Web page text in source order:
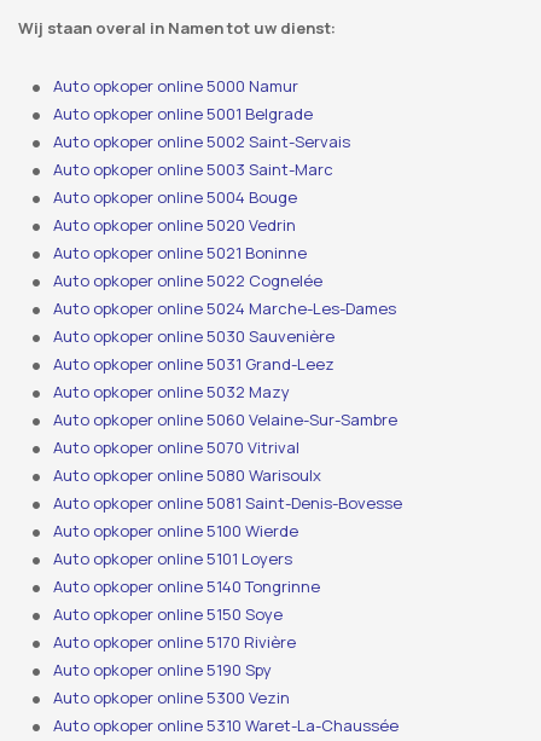
Wij staan ​​overal in Namen tot uw dienst:
Auto opkoper online 5000 Namur
Auto opkoper online 5001 Belgrade
Auto opkoper online 5002 Saint-Servais
Auto opkoper online 5003 Saint-Marc
Auto opkoper online 5004 Bouge
Auto opkoper online 5020 Vedrin
Auto opkoper online 5021 Boninne
Auto opkoper online 5022 Cognelée
Auto opkoper online 5024 Marche-Les-Dames
Auto opkoper online 5030 Sauvenière
Auto opkoper online 5031 Grand-Leez
Auto opkoper online 5032 Mazy
Auto opkoper online 5060 Velaine-Sur-Sambre
Auto opkoper online 5070 Vitrival
Auto opkoper online 5080 Warisoulx
Auto opkoper online 5081 Saint-Denis-Bovesse
Auto opkoper online 5100 Wierde
Auto opkoper online 5101 Loyers
Auto opkoper online 5140 Tongrinne
Auto opkoper online 5150 Soye
Auto opkoper online 5170 Rivière
Auto opkoper online 5190 Spy
Auto opkoper online 5300 Vezin
Auto opkoper online 5310 Waret-La-Chaussée